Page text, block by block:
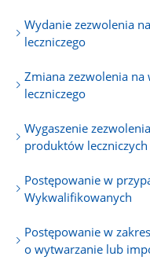
Wydanie zezwolenia
leczniczego
Zmiana zezwolenia
leczniczego
Wygaszenie
produktów leczniczych
Postępowanie w
Wykwalifikowanych
Postępowanie w
o wytwarzanie lub